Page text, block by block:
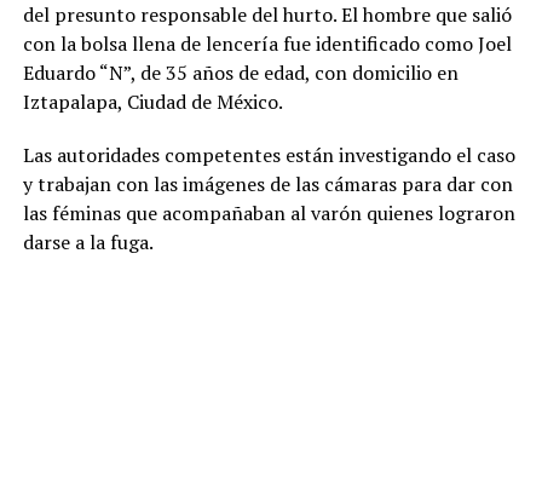
del presunto responsable del hurto. El hombre que salió
con la bolsa llena de lencería fue identificado como Joel
Eduardo “N”, de 35 años de edad, con domicilio en
Iztapalapa, Ciudad de México.
Las autoridades competentes están investigando el caso
y trabajan con las imágenes de las cámaras para dar con
las féminas que acompañaban al varón quienes lograron
darse a la fuga.